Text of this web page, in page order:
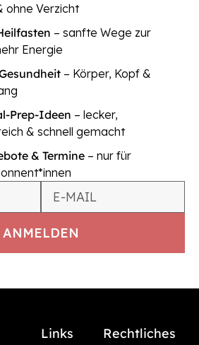
ohne Verzicht
– sanfte Wege zur
Energie
– Körper, Kopf &
Prep-Ideen – lecker,
& schnell gemacht
& Termine – nur für
Links Rechtliches